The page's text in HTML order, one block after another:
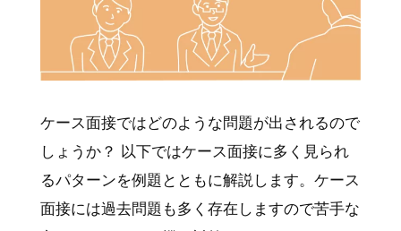
ケース面接ではどのような問題が出されるので
しょうか？ 以下ではケース面接に多く見られ
るパターンを例題とともに解説します。ケース
面接には過去問題も多く存在しますので苦手な